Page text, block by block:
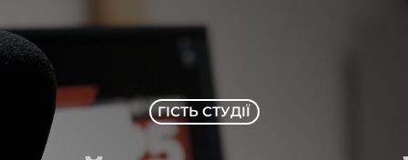
ГІСТЬ СТУДІЇ